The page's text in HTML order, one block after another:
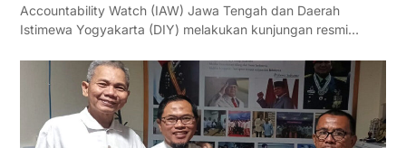
Accountability Watch (IAW) Jawa Tengah dan Daerah
Istimewa Yogyakarta (DIY) melakukan kunjungan resmi…